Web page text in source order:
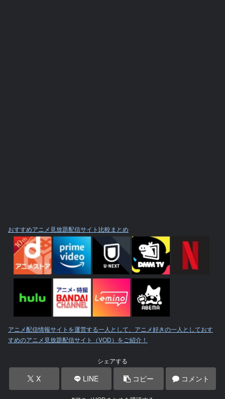
おすすめアニメ見放題配信サイト比較まとめ
アニメ配信情報サイトを運営する一人として、アニメ好きの一人としておす
すめのアニメ見放題配信サイト（VOD）をご紹介！
シェアする
X LINE コピー コメント